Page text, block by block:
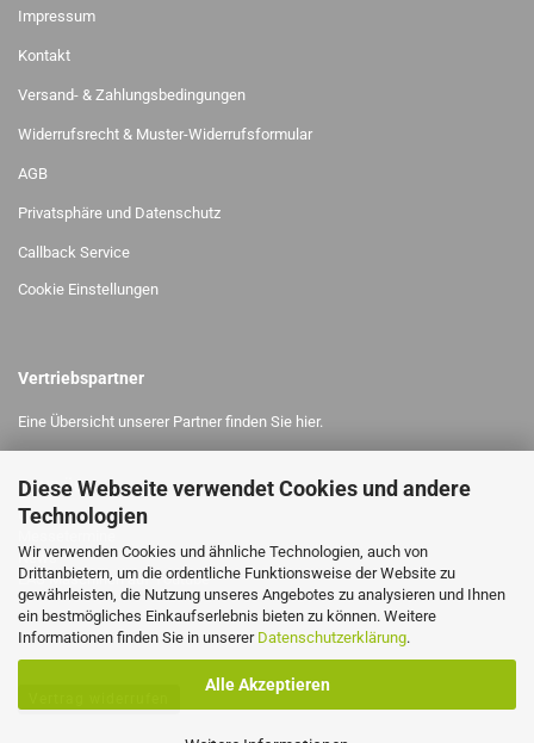
Diese Webseite verwendet Cookies und andere
Technologien
Wir verwenden Cookies und ähnliche Technologien, auch von
Drittanbietern, um die ordentliche Funktionsweise der Website zu
gewährleisten, die Nutzung unseres Angebotes zu analysieren und Ihnen
ein bestmögliches Einkaufserlebnis bieten zu können. Weitere
Informationen finden Sie in unserer Datenschutzerklärung.
Alle Akzeptieren
Impressum
Kontakt
Versand- & Zahlungsbedingungen
Widerrufsrecht & Muster-Widerrufsformular
AGB
Privatsphäre und Datenschutz
Callback Service
Cookie Einstellungen
Vertriebspartner
Eine Übersicht unserer Partner finden Sie hier.
MEHR ÜBER,..
Uns
News
EAS Maschinenauf Youtube